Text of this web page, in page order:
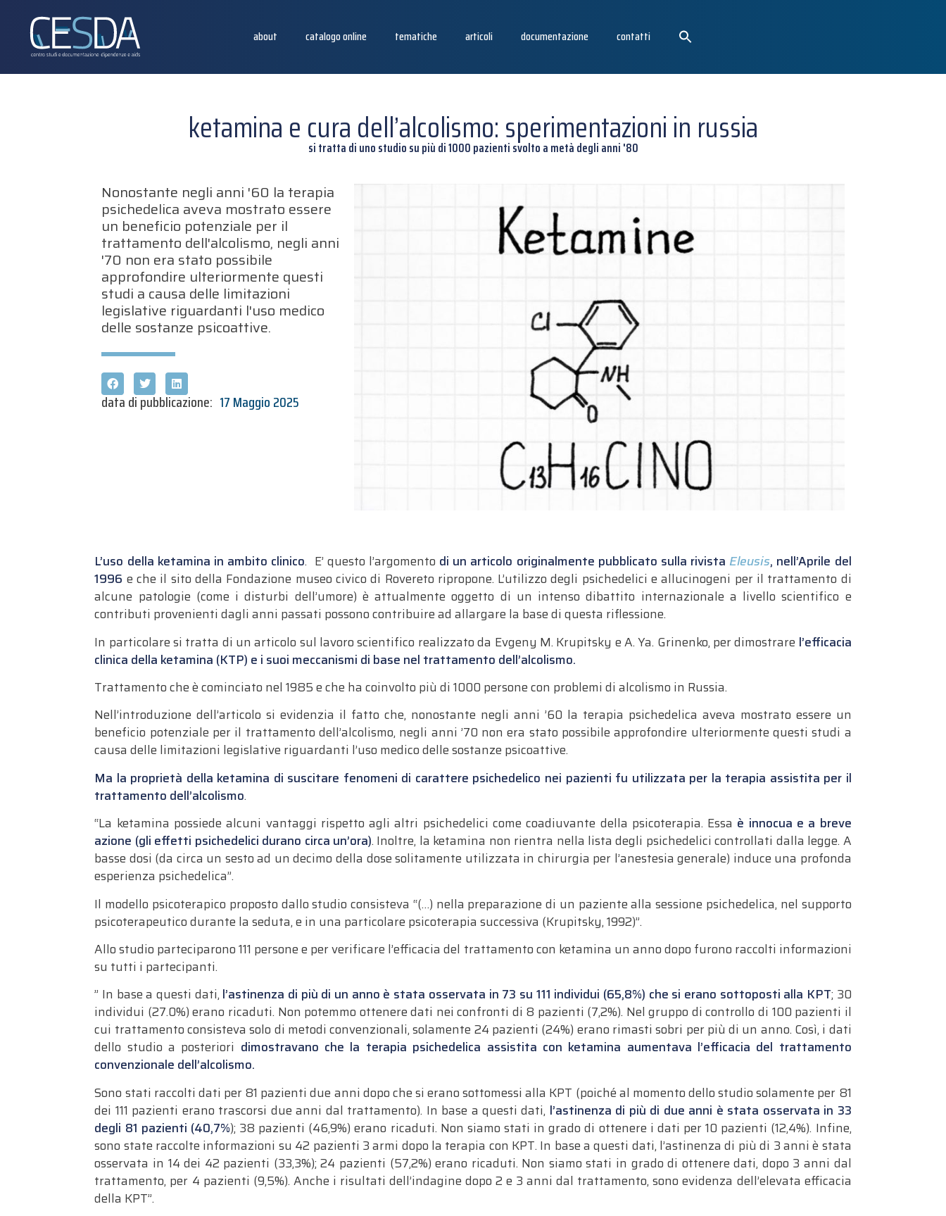
about catalogo online tematiche articoli documentazione contatti
ketamina e cura dell’alcolismo: sperimentazioni in russia
si tratta di uno studio su più di 1000 pazienti svolto a metà degli anni '80
Nonostante negli anni '60 la terapia
psichedelica aveva mostrato essere
un beneficio potenziale per il
trattamento dell'alcolismo, negli anni
'70 non era stato possibile
approfondire ulteriormente questi
studi a causa delle limitazioni
legislative riguardanti l'uso medico
delle sostanze psicoattive.
data di pubblicazione: 17 Maggio 2025
L’uso della ketamina in ambito clinico. E’ questo l’argomento di un articolo originalmente pubblicato sulla rivista Eleusis, nell’Aprile del
1996 e che il sito della Fondazione museo civico di Rovereto ripropone. L’utilizzo degli psichedelici e allucinogeni per il trattamento di
alcune patologie (come i disturbi dell’umore) è attualmente oggetto di un intenso dibattito internazionale a livello scientifico e
contributi provenienti dagli anni passati possono contribuire ad allargare la base di questa riflessione.
In particolare si tratta di un articolo sul lavoro scientifico realizzato da Evgeny M. Krupitsky e A. Ya. Grinenko, per dimostrare l’efficacia
clinica della ketamina (KTP) e i suoi meccanismi di base nel trattamento dell’alcolismo.
Trattamento che è cominciato nel 1985 e che ha coinvolto più di 1000 persone con problemi di alcolismo in Russia.
Nell’introduzione dell’articolo si evidenzia il fatto che, nonostante negli anni ’60 la terapia psichedelica aveva mostrato essere un
beneficio potenziale per il trattamento dell’alcolismo, negli anni ’70 non era stato possibile approfondire ulteriormente questi studi a
causa delle limitazioni legislative riguardanti l’uso medico delle sostanze psicoattive.
Ma la proprietà della ketamina di suscitare fenomeni di carattere psichedelico nei pazienti fu utilizzata per la terapia assistita per il
trattamento dell’alcolismo.
“La keta­mina possiede alcuni vantaggi rispetto agli altri psi­chedelici come coadiuvante della psicoterapia. Essa è innocua e a breve
azione (gli effetti psichedelici durano circa un’ora). Inoltre, la ketamina non rientra nella lista degli psichedelici controllati dalla legge. A
basse dosi (da circa un sesto ad un decimo della dose solitamente utilizzata in chirurgia per l’anestesia generale) induce una profonda
esperienza psichedelica”.
Il modello psicoterapico proposto dallo studio consisteva “(…) nella preparazione di un paziente alla sessione psichedelica, nel supporto
psicoterapeutico durante la se­duta, e in una particolare psicoterapia successiva (Krupitsky, 1992)”.
Allo studio parteciparono 111 persone e per verificare l’efficacia del trattamento con ketamina un anno dopo furono raccolti informazioni
su tutti i partecipanti.
” In base a questi dati, l’astinenza di più di un anno è stata osservata in 73 su 111 individui (65,8%) che si erano sottoposti alla KPT; 30
individui (27.0%) erano ricaduti. Non potemmo ottenere dati nei confronti di 8 pazienti (7,2%). Nel gruppo di controllo di 100 pazienti il
cui trattamento consisteva solo di metodi convenzionali, solamente 24 pazienti (24%) erano rimasti sobri per più di un anno. Così, i dati
dello studio a posteriori dimostravano che la terapia psichedelica assistita con ketamina aumentava l’efficacia del trattamento
convenzionale dell’alcolismo.
Sono stati raccolti dati per 81 pazienti due anni dopo che si erano sottomessi alla KPT (poiché al momento dello studio solamente per 81
dei 111 pa­zienti erano trascorsi due anni dal trattamento). In base a questi dati, l’astinenza di più di due anni è stata osservata in 33
degli 81 pazienti (40,7%); 38 pazienti (46,9%) erano ricaduti. Non siamo stati in grado di ottenere i dati per 10 pazienti (12,4%). Infine,
sono state raccolte informazioni su 42 pa­zienti 3 armi dopo la terapia con KPT. In base a questi dati, l’astinenza di più di 3 anni è stata
os­servata in 14 dei 42 pazienti (33,3%); 24 pazienti (57,2%) erano ricaduti. Non siamo stati in grado di ottenere dati, dopo 3 anni dal
trattamento, per 4 pazienti (9,5%). Anche i risultati dell’indagine dopo 2 e 3 anni dal trattamento, sono evidenza dell’elevata efficacia
della KPT”.